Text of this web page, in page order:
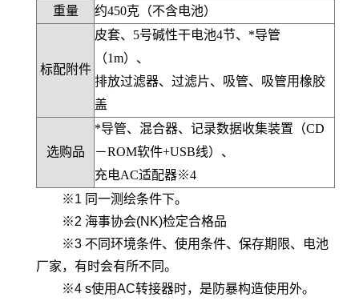
重量
约450克（不含电池）
标配附件
皮套、5号碱性干电池4节、*导管
（1m）、
排放过滤器、过滤片、吸管、吸管用橡胶
盖
选购品
*导管、混合器、记录数据收集装置（CD
－ROM软件+USB线）、
充电AC适配器※4
※1 同一测绘条件下。
※2 海事协会(NK)检定合格品
※3 不同环境条件、使用条件、保存期限、电池
厂家，有时会有所不同。
※4 s使用AC转接器时，是防暴构造使用外。